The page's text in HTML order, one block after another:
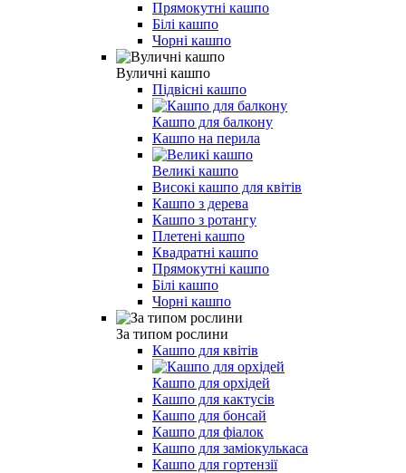
Прямокутні кашпо
Білі кашпо
Чорні кашпо
Вуличні кашпо
Підвісні кашпо
Кашпо для балкону
Кашпо на перила
Великі кашпо
Високі кашпо для квітів
Кашпо з дерева
Кашпо з ротангу
Плетені кашпо
Квадратні кашпо
Прямокутні кашпо
Білі кашпо
Чорні кашпо
За типом рослини
Кашпо для квітів
Кашпо для орхідей
Кашпо для кактусів
Кашпо для бонсай
Кашпо для фіалок
Кашпо для заміокулькаса
Кашпо для гортензії